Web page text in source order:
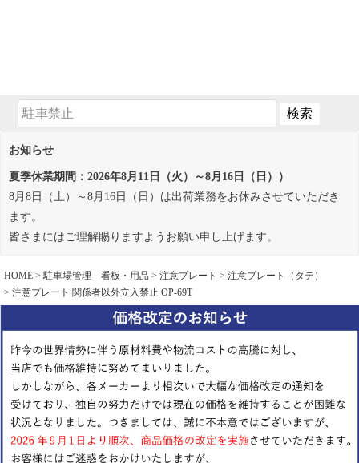
お知らせ
夏季休業期間：2026年8月11日（火）～8月16日（日））
8月8日（土）～8月16日（日）は出荷業務をお休みさせていただき
ます。
皆さまにはご理解賜りますようお願い申し上げます。
HOME 駐車場管理 看板・用品 注意プレート
注意プレート（タテ）
注意プレート 関係者以外立入禁止 OP-69T